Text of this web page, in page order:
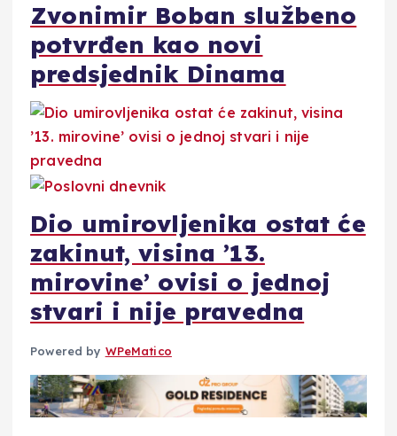
Zvonimir Boban službeno
potvrđen kao novi
predsjednik Dinama
Dio umirovljenika ostat će
zakinut, visina ’13.
mirovine’ ovisi o jednoj
stvari i nije pravedna
Powered by WPeMatico